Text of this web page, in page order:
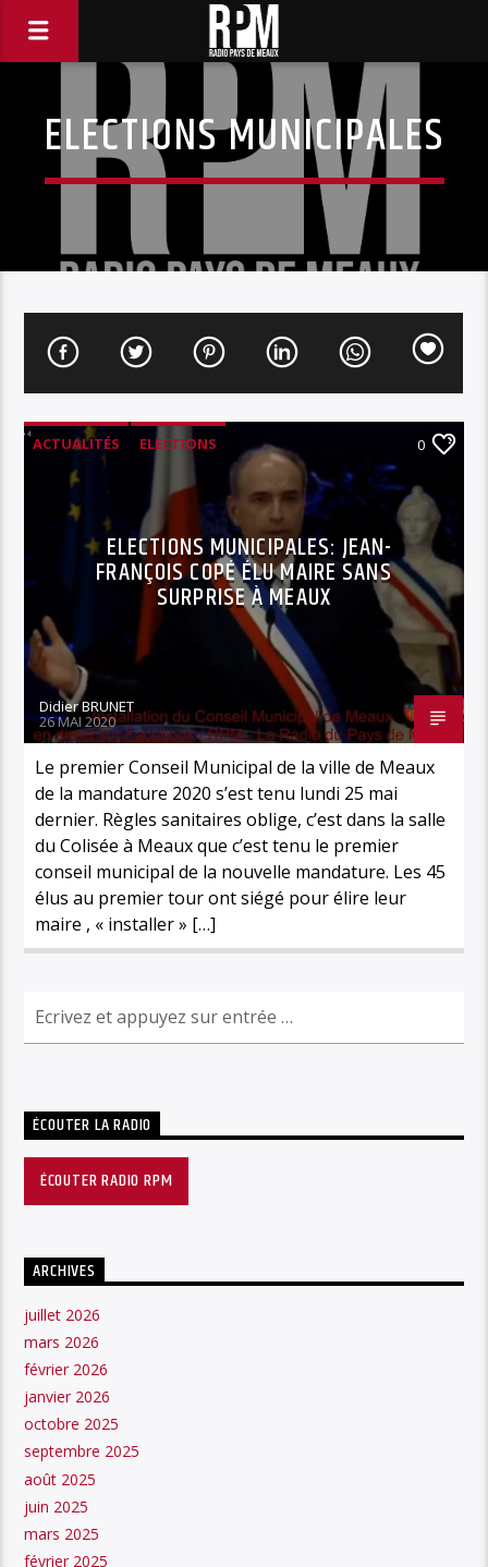
ELECTIONS MUNICIPALES
ACTUALITÉS ELECTIONS 0
ELECTIONS MUNICIPALES: JEAN-
FRANÇOIS COPÉ ÉLU MAIRE SANS
SURPRISE À MEAUX
Didier BRUNET
26 MAI 2020
Le premier Conseil Municipal de la ville de Meaux
de la mandature 2020 s’est tenu lundi 25 mai
dernier. Règles sanitaires oblige, c’est dans la salle
du Colisée à Meaux que c’est tenu le premier
conseil municipal de la nouvelle mandature. Les 45
élus au premier tour ont siégé pour élire leur
maire , « installer » […]
ÉCOUTER LA RADIO
ÉCOUTER RADIO RPM
ARCHIVES
juillet 2026
mars 2026
février 2026
janvier 2026
octobre 2025
septembre 2025
août 2025
juin 2025
mars 2025
février 2025